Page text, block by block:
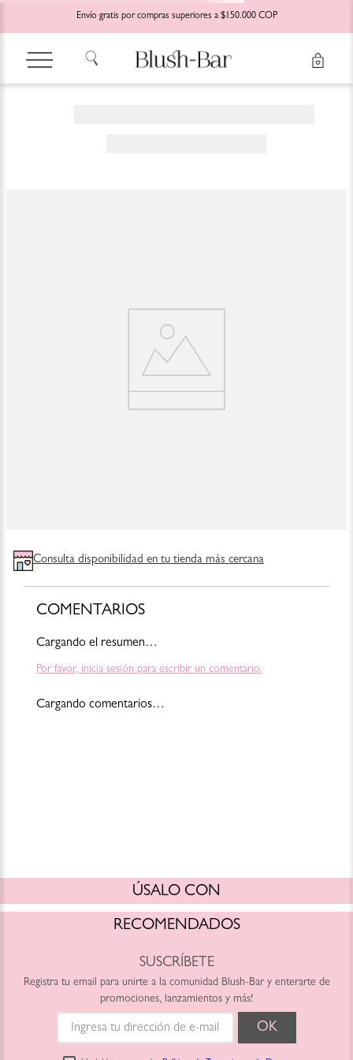
Envío gratis por compras superiores a $150.000 COP
Consulta disponibilidad en tu tienda más cercana
COMENTARIOS
Cargando el resumen…
Por favor, inicia sesión para escribir un comentario.
Cargando comentarios…
ÚSALO CON
RECOMENDADOS
SUSCRÍBETE
Registra tu email para unirte a la comunidad Blush-Bar y enterarte de
promociones, lanzamientos y más!